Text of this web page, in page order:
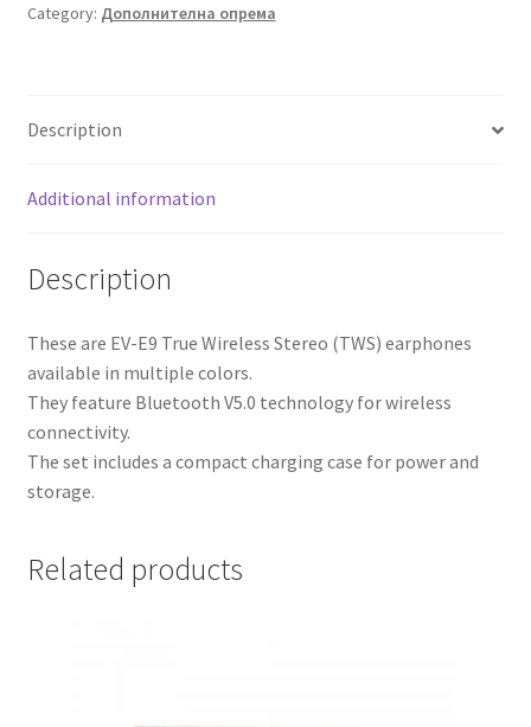
Category: Дополнителна опрема
Description
Additional information
Description
These are EV-E9 True Wireless Stereo (TWS) earphones
available in multiple colors.
They feature Bluetooth V5.0 technology for wireless
connectivity.
The set includes a compact charging case for power and
storage.
Related products